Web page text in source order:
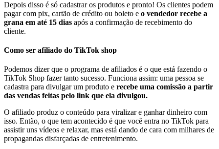
Depois disso é só cadastrar os produtos e pronto! Os clientes podem
pagar com pix, cartão de crédito ou boleto e o vendedor recebe a
grana em até 15 dias após a confirmação de recebimento do
cliente.
Como ser afiliado do TikTok shop
Podemos dizer que o programa de afiliados é o que está fazendo o
TikTok Shop fazer tanto sucesso. Funciona assim: uma pessoa se
cadastra para divulgar um produto e recebe uma comissão a partir
das vendas feitas pelo link que ela divulgou.
O afiliado produz o conteúdo para viralizar e ganhar dinheiro com
isso. Então, o que tem acontecido é que você entra no TikTok para
assistir uns vídeos e relaxar, mas está dando de cara com milhares de
propagandas disfarçadas de entretenimento.